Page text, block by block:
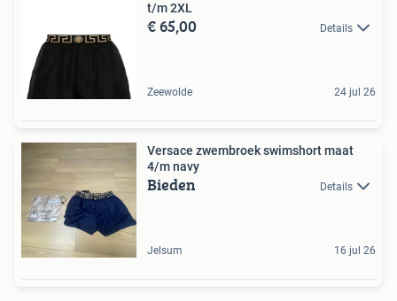
t/m 2XL
€ 65,00 Details
Zeewolde 24 jul 26
Versace zwembroek swimshort maat
4/m navy
Bieden Details
Jelsum 16 jul 26